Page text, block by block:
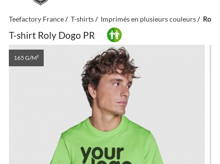
Teefactory France T-shirts Imprimés en plusieurs couleurs Roly
T-shirt Roly Dogo PR
165 G/M²